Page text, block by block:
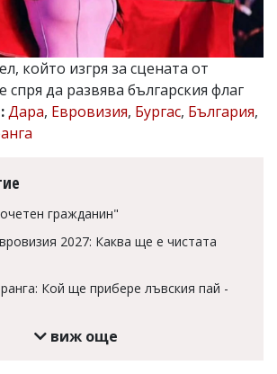
който изгря за сцената от
спря да развява българския флаг
Дара, Евровизия, Бургас, България,
гражданин"
2027: Каква ще е чистата
Кой ще прибере лъвския пай -
виж още